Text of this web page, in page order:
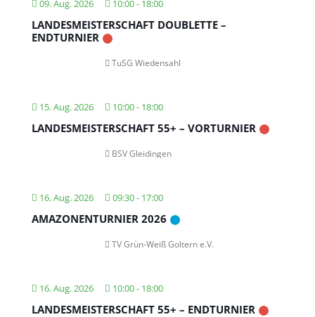
09. Aug. 2026 10:00- 18:00
LANDESMEISTERSCHAFT DOUBLETTE –
ENDTURNIER
TuSG Wiedensahl
15. Aug. 2026 10:00- 18:00
LANDESMEISTERSCHAFT 55+ – VORTURNIER
BSV Gleidingen
16. Aug. 2026 09:30- 17:00
AMAZONENTURNIER 2026
TV Grün-Weiß Goltern e.V.
16. Aug. 2026 10:00- 18:00
LANDESMEISTERSCHAFT 55+ – ENDTURNIER